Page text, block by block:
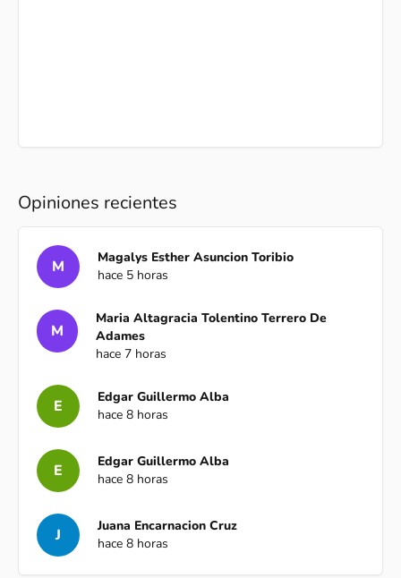
Opiniones recientes
M
Magalys Esther Asuncion Toribio
hace 5 horas
M
Maria Altagracia Tolentino Terrero De
Adames
hace 7 horas
E
Edgar Guillermo Alba
hace 8 horas
E
Edgar Guillermo Alba
hace 8 horas
J
Juana Encarnacion Cruz
hace 8 horas